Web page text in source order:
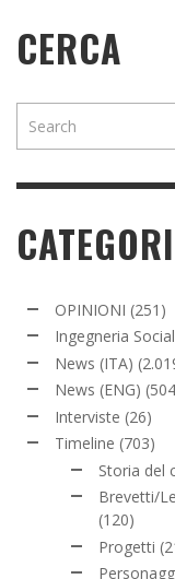
CERCA
OPINIONI (251)
Ingegneria
News (ITA)
News (ENG)
Interviste (26)
Timeline (703)
Storia del
Brevetti/
(120)
Progetti